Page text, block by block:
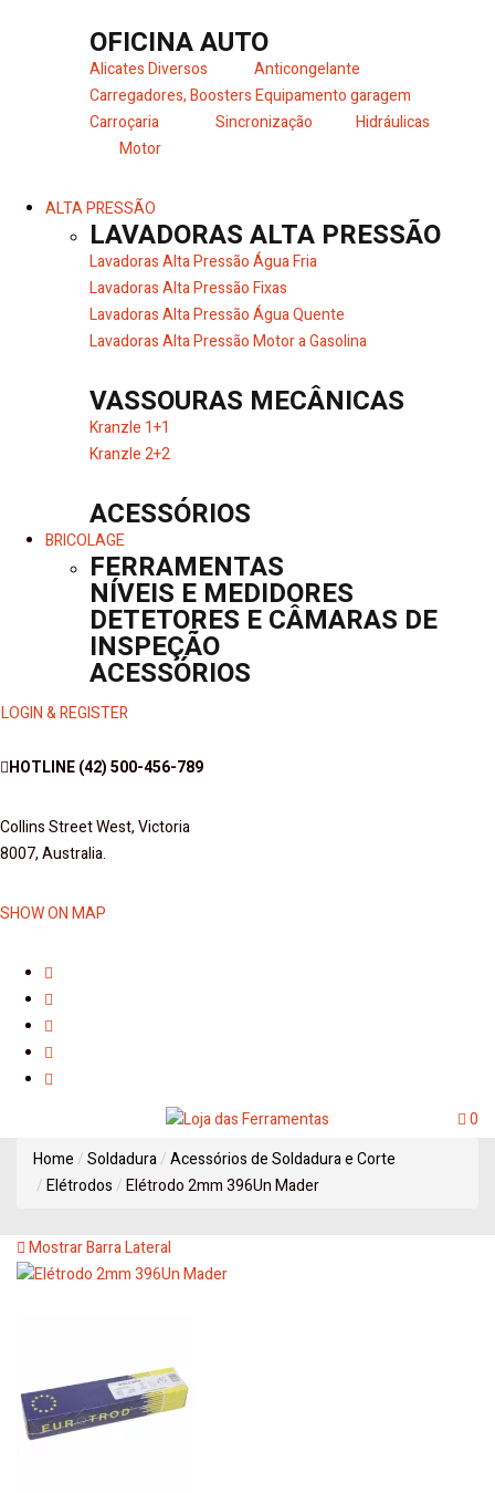
OFICINA AUTO
Alicates Diversos
Anticongelante
Carregadores, BoostersEquipamento garagem
Carroçaria
Sincronização
Hidráulicas
Motor
ALTA PRESSÃO
LAVADORAS ALTA PRESSÃO
Lavadoras Alta Pressão Água Fria
Lavadoras Alta Pressão Fixas
Lavadoras Alta Pressão Água Quente
Lavadoras Alta Pressão Motor a Gasolina
VASSOURAS MECÂNICAS
Kranzle 1+1
Kranzle 2+2
ACESSÓRIOS
BRICOLAGE
FERRAMENTAS
NÍVEIS E MEDIDORES
DETETORES E CÂMARAS DE
INSPEÇÃO
ACESSÓRIOS
LOGIN & REGISTER
HOTLINE(42) 500-456-789
Collins Street West, Victoria
8007, Australia.
SHOW ON MAP
0
Home
Soldadura Acessórios de Soldadura e Corte
Elétrodos
Elétrodo 2mm 396Un Mader
Mostrar Barra Lateral